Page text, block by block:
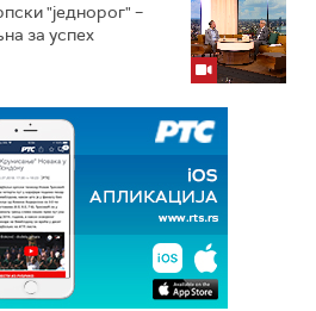
"једнорог" –
за успех